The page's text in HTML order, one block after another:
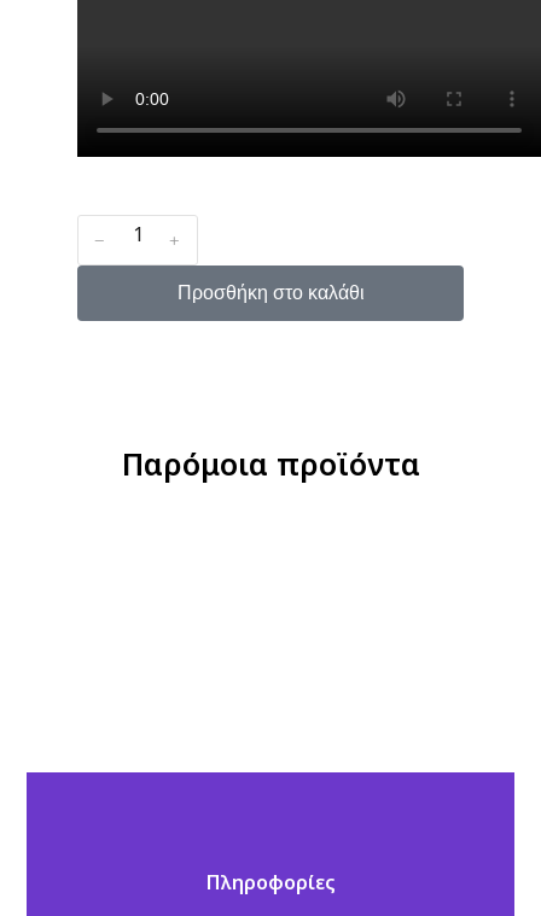
﹣ ﹢
Προσθήκη στο καλάθι
Παρόμοια προϊόντα
Πληροφορίες